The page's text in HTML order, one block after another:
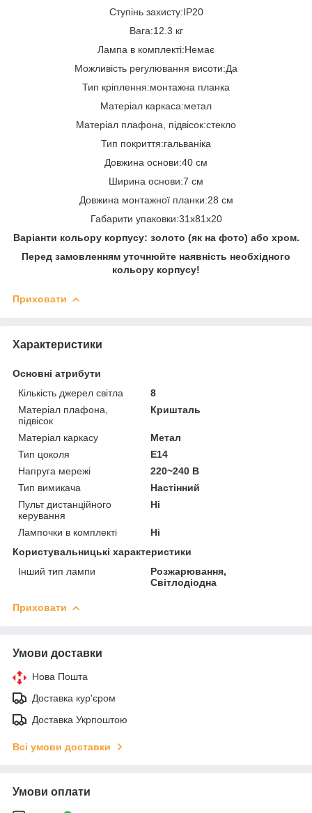
Ступінь захисту:IP20
Вага:12.3 кг
Лампа в комплекті:Немає
Можливість регулювання висоти:Да
Тип кріплення:монтажна планка
Матеріал каркаса:метал
Матеріал плафона, підвісок:стекло
Тип покриття:гальваніка
Довжина основи:40 см
Ширина основи:7 см
Довжина монтажної планки:28 см
Габарити упаковки:31x81x20
Варіанти кольору корпусу: золото (як на фото) або хром.
Перед замовленням уточнюйте наявність необхідного
кольору корпусу!
Приховати
Характеристики
Основні атрибути
Кількість джерел світла
8
Матеріал плафона,
підвісок
Кришталь
Матеріал каркасу
Метал
Тип цоколя
E14
Напруга мережі
220~240 В
Тип вимикача
Настінний
Пульт дистанційного
керування
Ні
Лампочки в комплекті
Ні
Користувальницькі характеристики
Інший тип лампи
Розжарювання,
Світлодіодна
Приховати
Умови доставки
Нова Пошта
Доставка кур'єром
Доставка Укрпоштою
Всі умови доставки
Умови оплати